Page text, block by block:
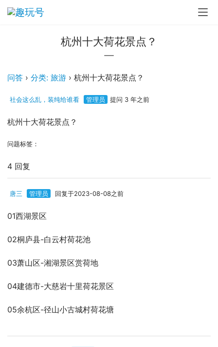
杭州十大荷花景点？
问答 › 分类: 旅游 › 杭州十大荷花景点？
社会这么乱，装纯给谁看 管理员 提问 3 年之前
杭州十大荷花景点？
问题标签：
4 回复
唐三 管理员 回复于2023-08-08之前
01西湖景区
02桐庐县-白云村荷花池
03萧山区-湘湖景区赏荷地
04建德市-大慈岩十里荷花景区
05余杭区-径山小古城村荷花塘